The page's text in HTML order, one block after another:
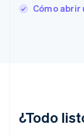
Cómo abrir
¿Todo
Gibraltar
English